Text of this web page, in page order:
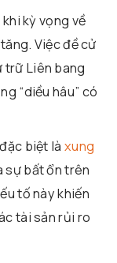
kỳ vọng về
Việc đề cử
trữ Liên bang
“diều hâu” có
biệt là xung
sự bất ổn trên
tố này khiến
tài sản rủi ro